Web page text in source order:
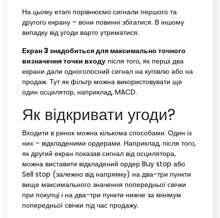
На цьому етапі порівнюємо сигнали першого та
другого екрану – вони повинні збігатися. В іншому
випадку від угоди варто утриматися.
Екран 3 знадобиться для максимально точного
визначення точки входу після того, як перші два
екрани дали одноголосний сигнал на купівлю або на
продаж. Тут як фільтр можна використовувати ще
один осцилятор, наприклад, MACD.
Як відкривати угоди?
Входити в ринок можна кількома способами. Один із
них – відкладеними ордерами. Наприклад, після того,
як другий екран показав сигнал від осцилятора,
можна виставити відкладений ордер Buy stop або
Sell stop (залежно від напрямку) на два-три пункти
вище максимального значення попередньої свічки
при покупці і на два-три пункти нижче за мінімум
попередньої свічки під час продажу.